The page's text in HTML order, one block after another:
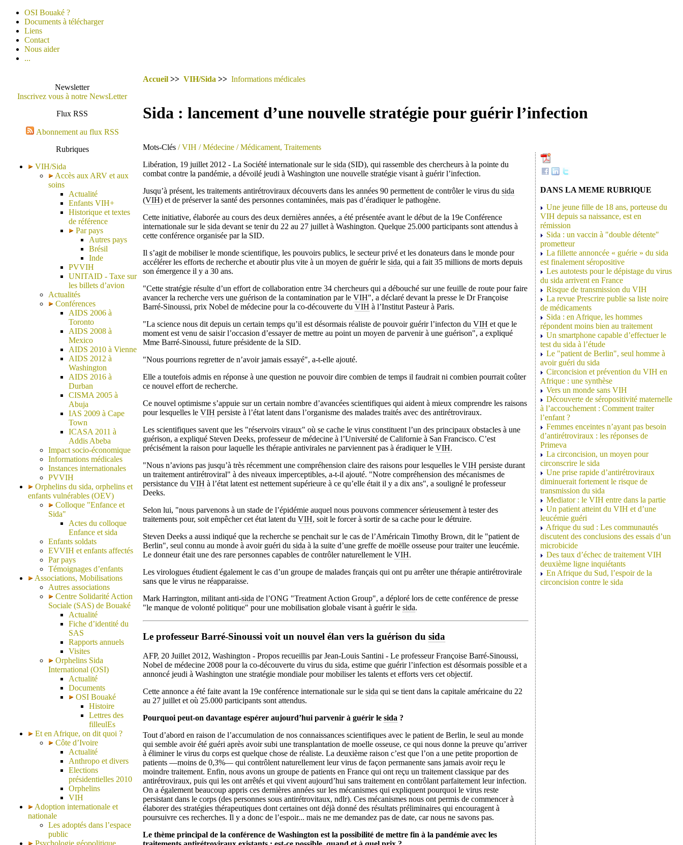
OSI Bouaké ?
Documents à télécharger
Liens
Contact
Nous aider
...
Newsletter
Inscrivez vous à notre NewsLetter
Flux RSS
Abonnement au flux RSS
Rubriques
VIH/Sida
Accès aux ARV et aux
soins
Actualité
Enfants VIH+
Historique et textes
de référence
Par pays
Autres pays
Brésil
Inde
PVVIH
UNITAID - Taxe sur
les billets d’avion
Actualités
Conférences
AIDS 2006 à
Toronto
AIDS 2008 à
Mexico
AIDS 2010 à Vienne
AIDS 2012 à
Washington
AIDS 2016 à
Durban
CISMA 2005 à
Abuja
IAS 2009 à Cape
Town
ICASA 2011 à
Addis Abeba
Impact socio-économique
Informations médicales
Instances internationales
PVVIH
Orphelins du sida, orphelins et
enfants vulnérables (OEV)
Colloque "Enfance et
Sida"
Actes du colloque
Enfance et sida
Enfants soldats
EVVIH et enfants affectés
Par pays
Témoignages d’enfants
Associations, Mobilisations
Autres associations
Centre Solidarité Action
Sociale (SAS) de Bouaké
Actualité
Fiche d’identité du
SAS
Rapports annuels
Visites
Orphelins Sida
International (OSI)
Actualité
Documents
OSI Bouaké
Histoire
Lettres des
filleulEs
Et en Afrique, on dit quoi ?
Côte d’Ivoire
Actualité
Anthropo et divers
Elections
présidentielles 2010
Orphelins
VIH
Adoption internationale et
nationale
Les adoptés dans l’espace
public
Psychologie géopolitique
Accueil >> VIH/Sida >> Informations médicales
Sida : lancement d’une nouvelle stratégie pour guérir l’infection
Mots-Clés / VIH / Médecine / Médicament, Traitements
Libération, 19 juillet 2012 - La Société internationale sur le sida (SID), qui rassemble des chercheurs à la pointe du
combat contre la pandémie, a dévoilé jeudi à Washington une nouvelle stratégie visant à guérir l’infection.
Jusqu’à présent, les traitements antirétroviraux découverts dans les années 90 permettent de contrôler le virus du sida
(VIH) et de préserver la santé des personnes contaminées, mais pas d’éradiquer le pathogène.
Cette initiative, élaborée au cours des deux dernières années, a été présentée avant le début de la 19e Conférence
internationale sur le sida devant se tenir du 22 au 27 juillet à Washington. Quelque 25.000 participants sont attendus à
cette conférence organisée par la SID.
Il s’agit de mobiliser le monde scientifique, les pouvoirs publics, le secteur privé et les donateurs dans le monde pour
accélérer les efforts de recherche et aboutir plus vite à un moyen de guérir le sida, qui a fait 35 millions de morts depuis
son émergence il y a 30 ans.
"Cette stratégie résulte d’un effort de collaboration entre 34 chercheurs qui a débouché sur une feuille de route pour faire
avancer la recherche vers une guérison de la contamination par le VIH", a déclaré devant la presse le Dr Françoise
Barré-Sinoussi, prix Nobel de médecine pour la co-découverte du VIH à l’Institut Pasteur à Paris.
"La science nous dit depuis un certain temps qu’il est désormais réaliste de pouvoir guérir l’infecton du VIH et que le
moment est venu de saisir l’occasion d’essayer de mettre au point un moyen de parvenir à une guérison", a expliqué
Mme Barré-Sinoussi, future présidente de la SID.
"Nous pourrions regretter de n’avoir jamais essayé", a-t-elle ajouté.
Elle a toutefois admis en réponse à une question ne pouvoir dire combien de temps il faudrait ni combien pourrait coûter
ce nouvel effort de recherche.
Ce nouvel optimisme s’appuie sur un certain nombre d’avancées scientifiques qui aident à mieux comprendre les raisons
pour lesquelles le VIH persiste à l’état latent dans l’organisme des malades traités avec des antirétroviraux.
Les scientifiques savent que les "réservoirs viraux" où se cache le virus constituent l’un des principaux obstacles à une
guérison, a expliqué Steven Deeks, professeur de médecine à l’Université de Californie à San Francisco. C’est
précisément la raison pour laquelle les thérapie antivirales ne parviennent pas à éradiquer le VIH.
"Nous n’avions pas jusqu’à très récemment une compréhension claire des raisons pour lesquelles le VIH persiste durant
un traitement antirétroviral" à des niveaux imperceptibles, a-t-il ajouté. "Notre compréhension des mécanismes de
persistance du VIH à l’état latent est nettement supérieure à ce qu’elle était il y a dix ans", a souligné le professeur
Deeks.
Selon lui, "nous parvenons à un stade de l’épidémie auquel nous pouvons commencer sérieusement à tester des
traitements pour, soit empêcher cet état latent du VIH, soit le forcer à sortir de sa cache pour le détruire.
Steven Deeks a aussi indiqué que la recherche se penchait sur le cas de l’Américain Timothy Brown, dit le "patient de
Berlin", seul connu au monde à avoir guéri du sida à la suite d’une greffe de moëlle osseuse pour traiter une leucémie.
Le donneur était une des rare personnes capables de contrôler naturellement le VIH.
Les virologues étudient également le cas d’un groupe de malades français qui ont pu arrêter une thérapie antirétrovirale
sans que le virus ne réapparaisse.
Mark Harrington, militant anti-sida de l’ONG "Treatment Action Group", a déploré lors de cette conférence de presse
"le manque de volonté politique" pour une mobilisation globale visant à guérir le sida.
Le professeur Barré-Sinoussi voit un nouvel élan vers la guérison du sida
AFP, 20 Juillet 2012, Washington - Propos recueillis par Jean-Louis Santini - Le professeur Françoise Barré-Sinoussi,
Nobel de médecine 2008 pour la co-découverte du virus du sida, estime que guérir l’infection est désormais possible et a
annoncé jeudi à Washington une stratégie mondiale pour mobiliser les talents et efforts vers cet objectif.
Cette annonce a été faite avant la 19e conférence internationale sur le sida qui se tient dans la capitale américaine du 22
au 27 juillet et où 25.000 participants sont attendus.
Pourquoi peut-on davantage espérer aujourd’hui parvenir à guérir le sida ?
Tout d’abord en raison de l’accumulation de nos connaissances scientifiques avec le patient de Berlin, le seul au monde
qui semble avoir été guéri après avoir subi une transplantation de moelle osseuse, ce qui nous donne la preuve qu’arriver
à éliminer le virus du corps est quelque chose de réaliste. La deuxième raison c’est que l’on a une petite proportion de
patients —moins de 0,3%— qui contrôlent naturellement leur virus de façon permanente sans jamais avoir reçu le
moindre traitement. Enfin, nous avons un groupe de patients en France qui ont reçu un traitement classique par des
antirétroviraux, puis qui les ont arrêtés et qui vivent aujourd’hui sans traitement en contrôlant parfaitement leur infection.
On a également beaucoup appris ces dernières années sur les mécanismes qui expliquent pourquoi le virus reste
persistant dans le corps (des personnes sous antirétrovitaux, ndlr). Ces mécanismes nous ont permis de commencer à
élaborer des stratégies thérapeutiques dont certaines ont déjà donné des résultats préliminaires qui encouragent à
poursuivre ces recherches. Il y a donc de l’espoir... mais ne me demandez pas de date, car nous ne savons pas.
Le thème principal de la conférence de Washington est la possibilité de mettre fin à la pandémie avec les
DANS LA MEME RUBRIQUE
Une jeune fille de 18 ans, porteuse du
VIH depuis sa naissance, est en
rémission
Sida : un vaccin à "double détente"
prometteur
La fillette annoncée « guérie » du sida
est finalement séropositive
Les autotests pour le dépistage du virus
du sida arrivent en France
Risque de transmission du VIH
La revue Prescrire publie sa liste noire
de médicaments
Sida : en Afrique, les hommes
répondent moins bien au traitement
Un smartphone capable d’effectuer le
test du sida à l’étude
Le "patient de Berlin", seul homme à
avoir guéri du sida
Circoncision et prévention du VIH en
Afrique : une synthèse
Vers un monde sans VIH
Découverte de séropositivité maternelle
à l’accouchement : Comment traiter
l’enfant ?
Femmes enceintes n’ayant pas besoin
d’antirétroviraux : les réponses de
Primeva
La circoncision, un moyen pour
circonscrire le sida
Une prise rapide d’antirétroviraux
diminuerait fortement le risque de
transmission du sida
Mediator : le VIH entre dans la partie
Un patient atteint du VIH et d’une
leucémie guéri
Afrique du sud : Les communautés
discutent des conclusions des essais d’un
microbicide
Des taux d’échec de traitement VIH
deuxième ligne inquiétants
En Afrique du Sud, l’espoir de la
circoncision contre le sida